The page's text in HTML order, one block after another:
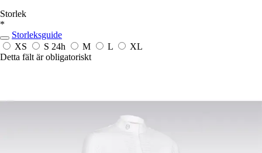
Storlek
*
Storleksguide
XS
S 24h M L
XL
Detta fält är obligatoriskt